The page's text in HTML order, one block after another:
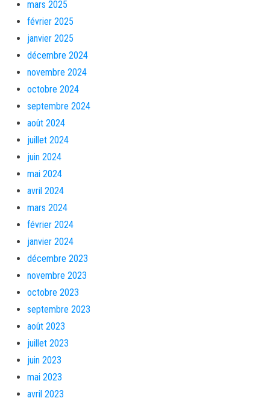
mars 2025
février 2025
janvier 2025
décembre 2024
novembre 2024
octobre 2024
septembre 2024
août 2024
juillet 2024
juin 2024
mai 2024
avril 2024
mars 2024
février 2024
janvier 2024
décembre 2023
novembre 2023
octobre 2023
septembre 2023
août 2023
juillet 2023
juin 2023
mai 2023
avril 2023